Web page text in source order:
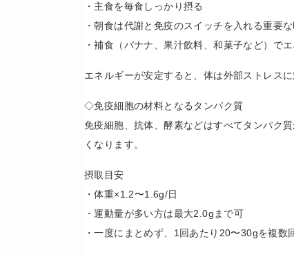
・主食を毎食しっかり摂る
・朝食は代謝と免疫のスイッチを入れる重要な
・補食（バナナ、果汁飲料、和菓子など）で
エネルギーが安定すると、体は外部ストレス
◇免疫細胞の材料となるタンパク質
免疫細胞、抗体、酵素などはすべてタンパク
くなります。
摂取目安
・体重×1.2〜1.6g/日
・運動量が多い方は最大2.0gまで可
・一度にまとめず、1回あたり20〜30gを複数